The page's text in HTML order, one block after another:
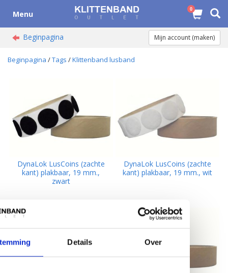
Details Over
Menu 0
Beginpagina Mijn account (maken)
Beginpagina /Tags /Klittenband lusband
DynaLok LusCoins (zachte
kant) plakbaar, 19 mm.,
zwart
DynaLok LusCoins (zachte
kant) plakbaar, 19 mm., wit